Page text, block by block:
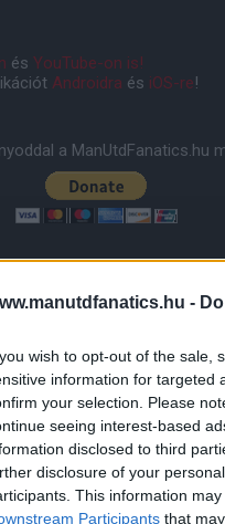
-
wish to opt-out of the sale,
information for targeted
your selection. Please
seeing interest-based
disclosed to third
disclosure of your
This information
Participants that
és YouTube-on is!
Androidra és iOS-re!
a ManUtdFanatics.hu